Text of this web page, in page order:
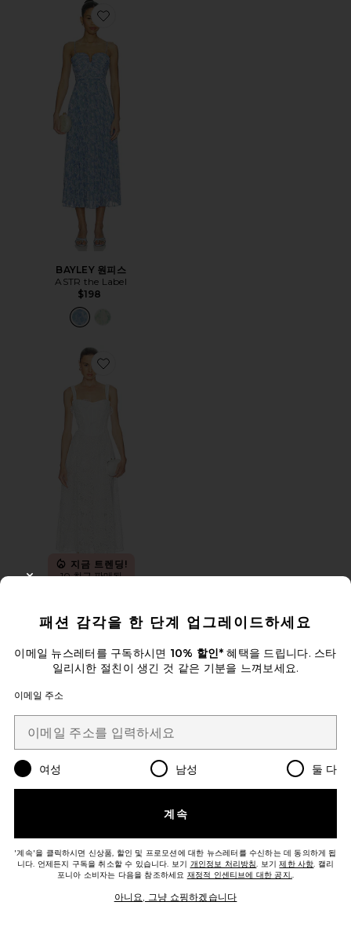
Favorite BAYLEY 원피스
BAYLEY 원피스
ASTR the Label
$198
Favorite ADALINE 원피스
지금 트렌딩!
10 최근 판매됨
ADALINE 원피스
Bardot
패션 감각을 한 단계 업그레이드하세요
이메일 뉴스레터를 구독하시면 10% 할인*혜택을 드립니다. 스타
일리시한 절친이 생긴 것 같은 기분을 느껴보세요.
이메일 주소
여성 남성 둘 다
계속
'계속'을 클릭하시면 신상품, 할인 및 프로모션에 대한 뉴스레터를 수신하는 데 동의하게 됩
니다. 언제든지 구독을 취소할 수 있습니다. 보기 개인정보 처리방침. 보기제한 사항. 캘리
포니아 소비자는 다음을 참조하세요 재정적 인센티브에 대한 공지..
아니요, 그냥 쇼핑하겠습니다